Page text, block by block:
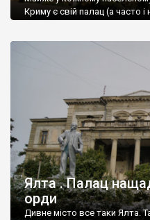
Криму є свій палац (а часто і
Ялта . Палац
орди
Дивне місто все таки Ялта.